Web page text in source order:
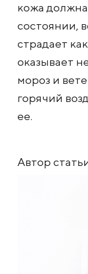
кожа
состоянии,
страдает
оказывает
мороз и
горячий
ее.
Автор